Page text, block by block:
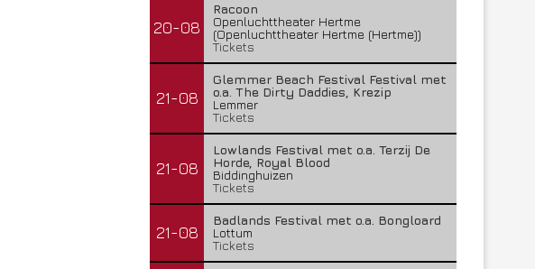
20-08
Racoon
Openluchttheater Hertme
(Openluchttheater Hertme (Hertme))
Tickets
21-08
Glemmer Beach Festival Festival met
o.a. The Dirty Daddies, Krezip
Lemmer
Tickets
21-08
Lowlands Festival met o.a. Terzij De
Horde, Royal Blood
Biddinghuizen
Tickets
21-08
Badlands Festival met o.a. Bongloard
Lottum
Tickets